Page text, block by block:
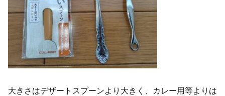
大きさはデザートスプーンより大きく、カレー用等よりは